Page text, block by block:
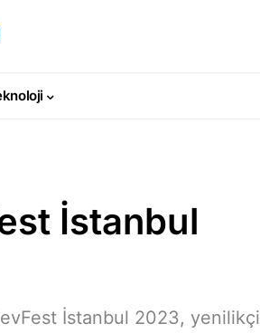
İstanbul
İstanbul 2023, yenilikçi